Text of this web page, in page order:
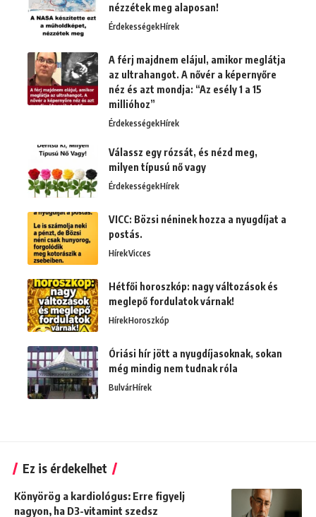
nézzétek meg alaposan!
ÉrdekességekHírek
A férj majdnem elájul, amikor meglátja
az ultrahangot. A nővér a képernyőre
néz és azt mondja: “Az esély 1 a 15
millióhoz”
ÉrdekességekHírek
Válassz egy rózsát, és nézd meg,
milyen típusú nő vagy
ÉrdekességekHírek
VICC: Bözsi néninek hozza a nyugdíjat a
postás.
HírekVicces
Hétfői horoszkóp: nagy változások és
meglepő fordulatok várnak!
HírekHoroszkóp
Óriási hír jött a nyugdíjasoknak, sokan
még mindig nem tudnak róla
BulvárHírek
Ez is érdekelhet
Könyörög a kardiológus: Erre figyelj
nagyon, ha D3-vitamint szedsz